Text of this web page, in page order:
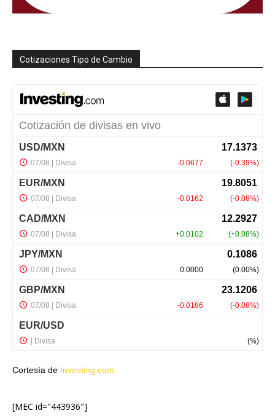
Cotizaciones Tipo de Cambio
Cortesía de Investing.com
[MEC id="443936"]